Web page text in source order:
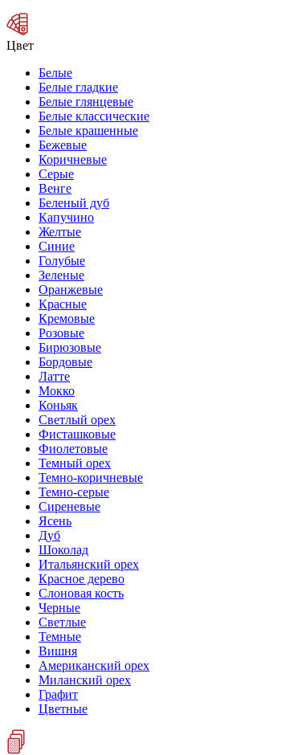
Цвет
Белые
Белые гладкие
Белые глянцевые
Белые классические
Белые крашенные
Бежевые
Коричневые
Серые
Венге
Беленый дуб
Капучино
Желтые
Синие
Голубые
Зеленые
Оранжевые
Красные
Кремовые
Розовые
Бирюзовые
Бордовые
Латте
Мокко
Коньяк
Светлый орех
Фисташковые
Фиолетовые
Темный орех
Темно-коричневые
Темно-серые
Сиреневые
Ясень
Дуб
Шоколад
Итальянский орех
Красное дерево
Слоновая кость
Черные
Светлые
Темные
Вишня
Американский орех
Миланский орех
Графит
Цветные